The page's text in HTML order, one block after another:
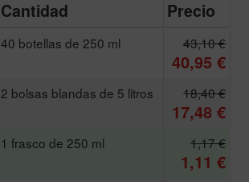
Cantidad Precio
40 botellas de 250 ml 43,10 €
40,95 €
2 bolsas blandas de 5 litros 18,40 €
17,48 €
1 frasco de 250 ml 1,17 €
1,11 €